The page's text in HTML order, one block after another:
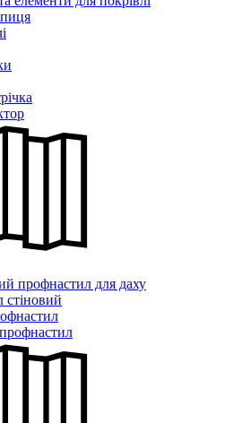
профнастил для даху